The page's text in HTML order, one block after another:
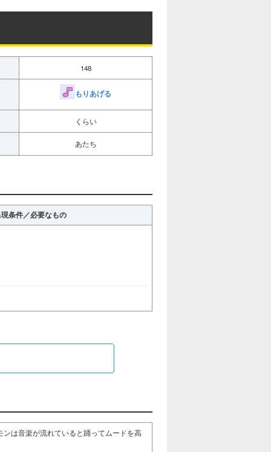
148
もりあげる
くらい
あたち
条件／必要なもの
は音楽が流れていると踊ってムードを高